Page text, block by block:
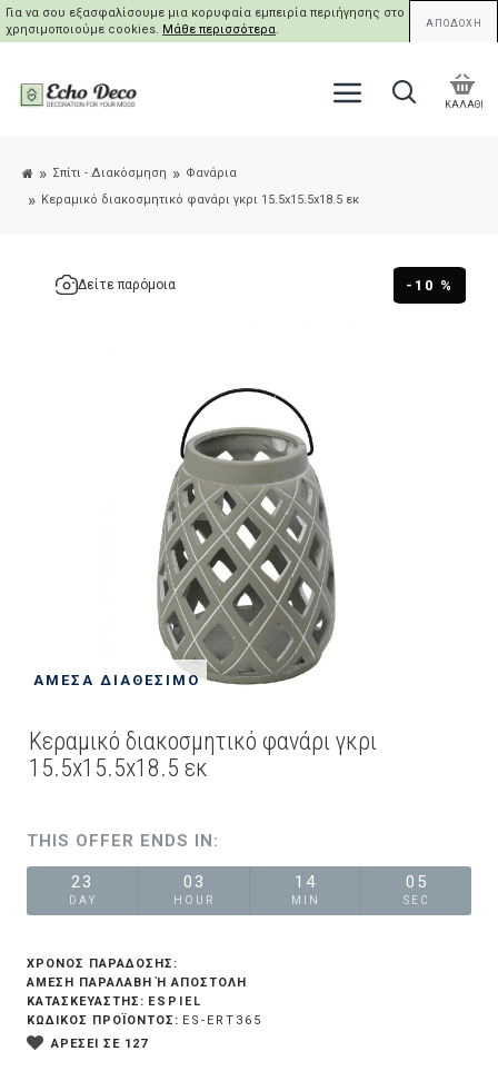
Για να σου εξασφαλίσουμε μια κορυφαία εμπειρία περιήγησης στο site μας,
χρησιμοποιούμε cookies. Μάθε περισσότερα. ΑΠΟΔΟΧΗ
ΚΑΛΑΘΙ
Σπίτι - Διακόσμηση
Φανάρια
Κεραμικό διακοσμητικό φανάρι γκρι 15.5x15.5x18.5 εκ
ΆΜΕΣΑ ΔΙΑΘΈΣΙΜΟ
-10 %
Δείτε παρόμοια
Κεραμικό διακοσμητικό φανάρι γκρι
15.5x15.5x18.5 εκ
THIS OFFER ENDS IN:
23
DAY
03
HOUR
14
MIN
05
SEC
ΧΡΟΝΟΣ ΠΑΡΑΔΟΣΗΣ:
ΆΜΕΣΗ ΠΑΡΑΛΑΒΉ Ή ΑΠΟΣΤΟΛΉ
ΚΑΤΑΣΚΕΥΑΣΤΗΣ: ESPIEL
ΚΩΔΙΚΟΣ ΠΡΟΪΟΝΤΟΣ: ES-ERT365
ΑΡΕΣΕΙ ΣΕ 127